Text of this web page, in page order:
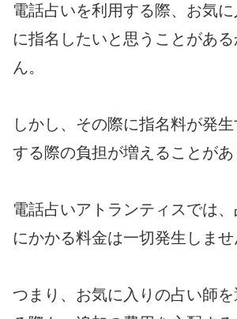
電話占いを利用する際、お気
に指名したいと思うことがあ
ん。
しかし、その際に指名料が発
する際の負担が増えることがあ
電話占いアトランティスでは
にかかる料金は一切発生しませ
つまり、お気に入りの占い師